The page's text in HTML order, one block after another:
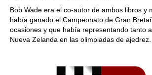
Bob Wade era el co-autor de ambos libros y
había ganado el Campeonato de Gran
ocasiones y que había representando tanto
Nueva Zelanda en las olimpiadas de ajedrez.